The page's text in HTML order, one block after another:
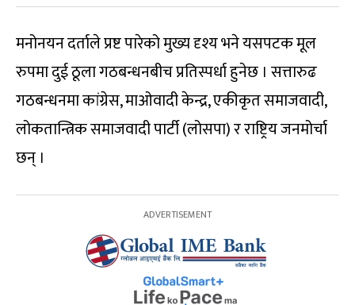
मनोनयन दर्ताले प्रष्ट पारेको मुख्य दृश्य भने यसपटक मूल
रुपमा दुई ठूला गठबन्धनबीच प्रतिस्पर्धा हुनेछ । सत्तारुढ
गठबन्धनमा कांग्रेस, माओवादी केन्द्र, एकीकृत समाजवादी,
लोकतान्त्रिक समाजवादी पार्टी (लोसपा) र राष्ट्रिय जनमोर्चा
छन् ।